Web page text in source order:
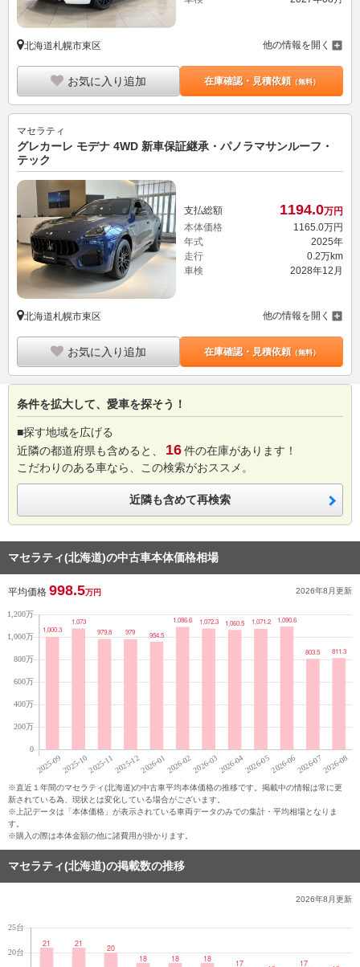
北海道札幌市東区 他の情報を開く
お気に入り追加 在庫確認・見積依頼（無料）
マセラティ
グレカーレ モデナ 4WD 新車保証継承・パノラマサンルーフ・
テック
支払総額 1194.0万円
本体価格
1165. 0万円
年式
2025年
走行
0.2万km
車検
2028年12月
北海道札幌市東区 他の情報を開く
お気に入り追加 在庫確認・見積依頼（無料）
条件を拡大して、愛車を探そう！
■探す地域を広げる
近隣の都道府県も含めると、
16件の在庫があります！
こだわりのある車なら、この検索がおススメ。
近隣も含めて再検索
マセラティ(北海道)の中古車本体価格相場
平均価格 998.5万円 2026年8月更新
※直近１年間のマセラティ(北海道)の中古車平均本体価格の推移です。掲載中の情報は常に更
新されている為、現状とは変化している場合がございます。
※上記データは「本体価格」が表示されている車両データのみでの集計・平均相場となりま
す。
※購入の際は本体金額の他に諸費用が掛かります。
マセラティ(北海道)の掲載数の推移
2026年8月更新